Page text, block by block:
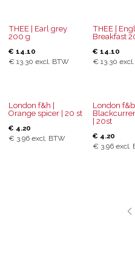
THEE | Earl grey
200 g
€ 14.10
€ 13.30 excl. BTW
THEE |
Breakfast
€14.10
€13.30
London f&h |
Orange spicer | 20 st
€ 4.20
€ 3.96 excl. BTW
London f&b |
| 20st
€ 4.20
€ 3.96 excl.